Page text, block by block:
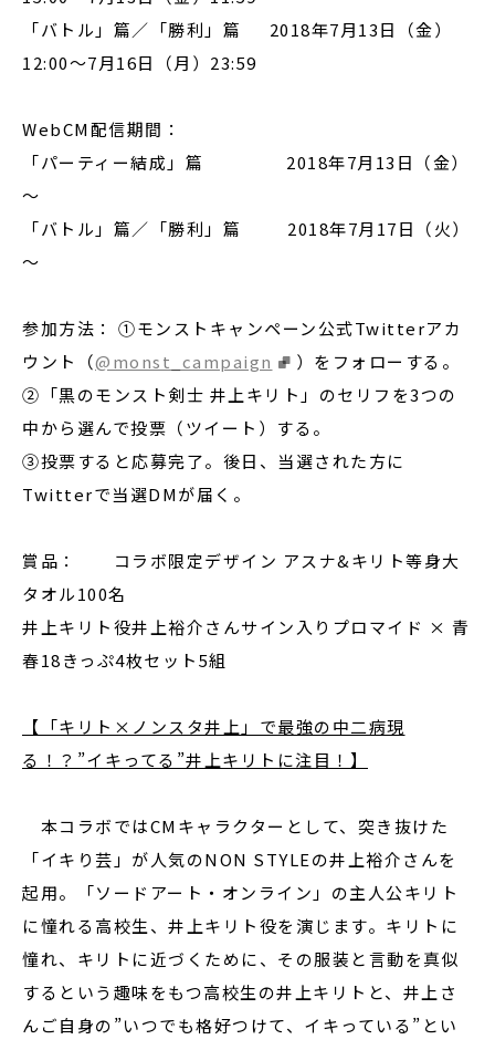
「バトル」篇／「勝利」篇 2018年7月13日（金）
12:00～7月16日（月）23:59
WebCM配信期間：
「パーティー結成」篇 2018年7月13日（金）
～
「バトル」篇／「勝利」篇 2018年7月17日（火）
～
参加方法： ①モンストキャンペーン公式Twitterアカ
ウント（@monst_campaign
）をフォローする。
②「黒のモンスト剣士 井上キリト」のセリフを3つの
中から選んで投票（ツイート）する。
③投票すると応募完了。後日、当選された方に
Twitterで当選DMが届く。
賞品： コラボ限定デザイン アスナ&キリト等身大
タオル100名
井上キリト役井上裕介さんサイン入りプロマイド × 青
春18きっぷ4枚セット5組
【「キリト×ノンスタ井上」で最強の中二病現
る！？”イキってる”井上キリトに注目！】
本コラボではCMキャラクターとして、突き抜けた
「イキり芸」が人気のNON STYLEの井上裕介さんを
起用。「ソードアート・オンライン」の主人公キリト
に憧れる高校生、井上キリト役を演じます。キリトに
憧れ、キリトに近づくために、その服装と言動を真似
するという趣味をもつ高校生の井上キリトと、井上さ
んご自身の”いつでも格好つけて、イキっている”とい